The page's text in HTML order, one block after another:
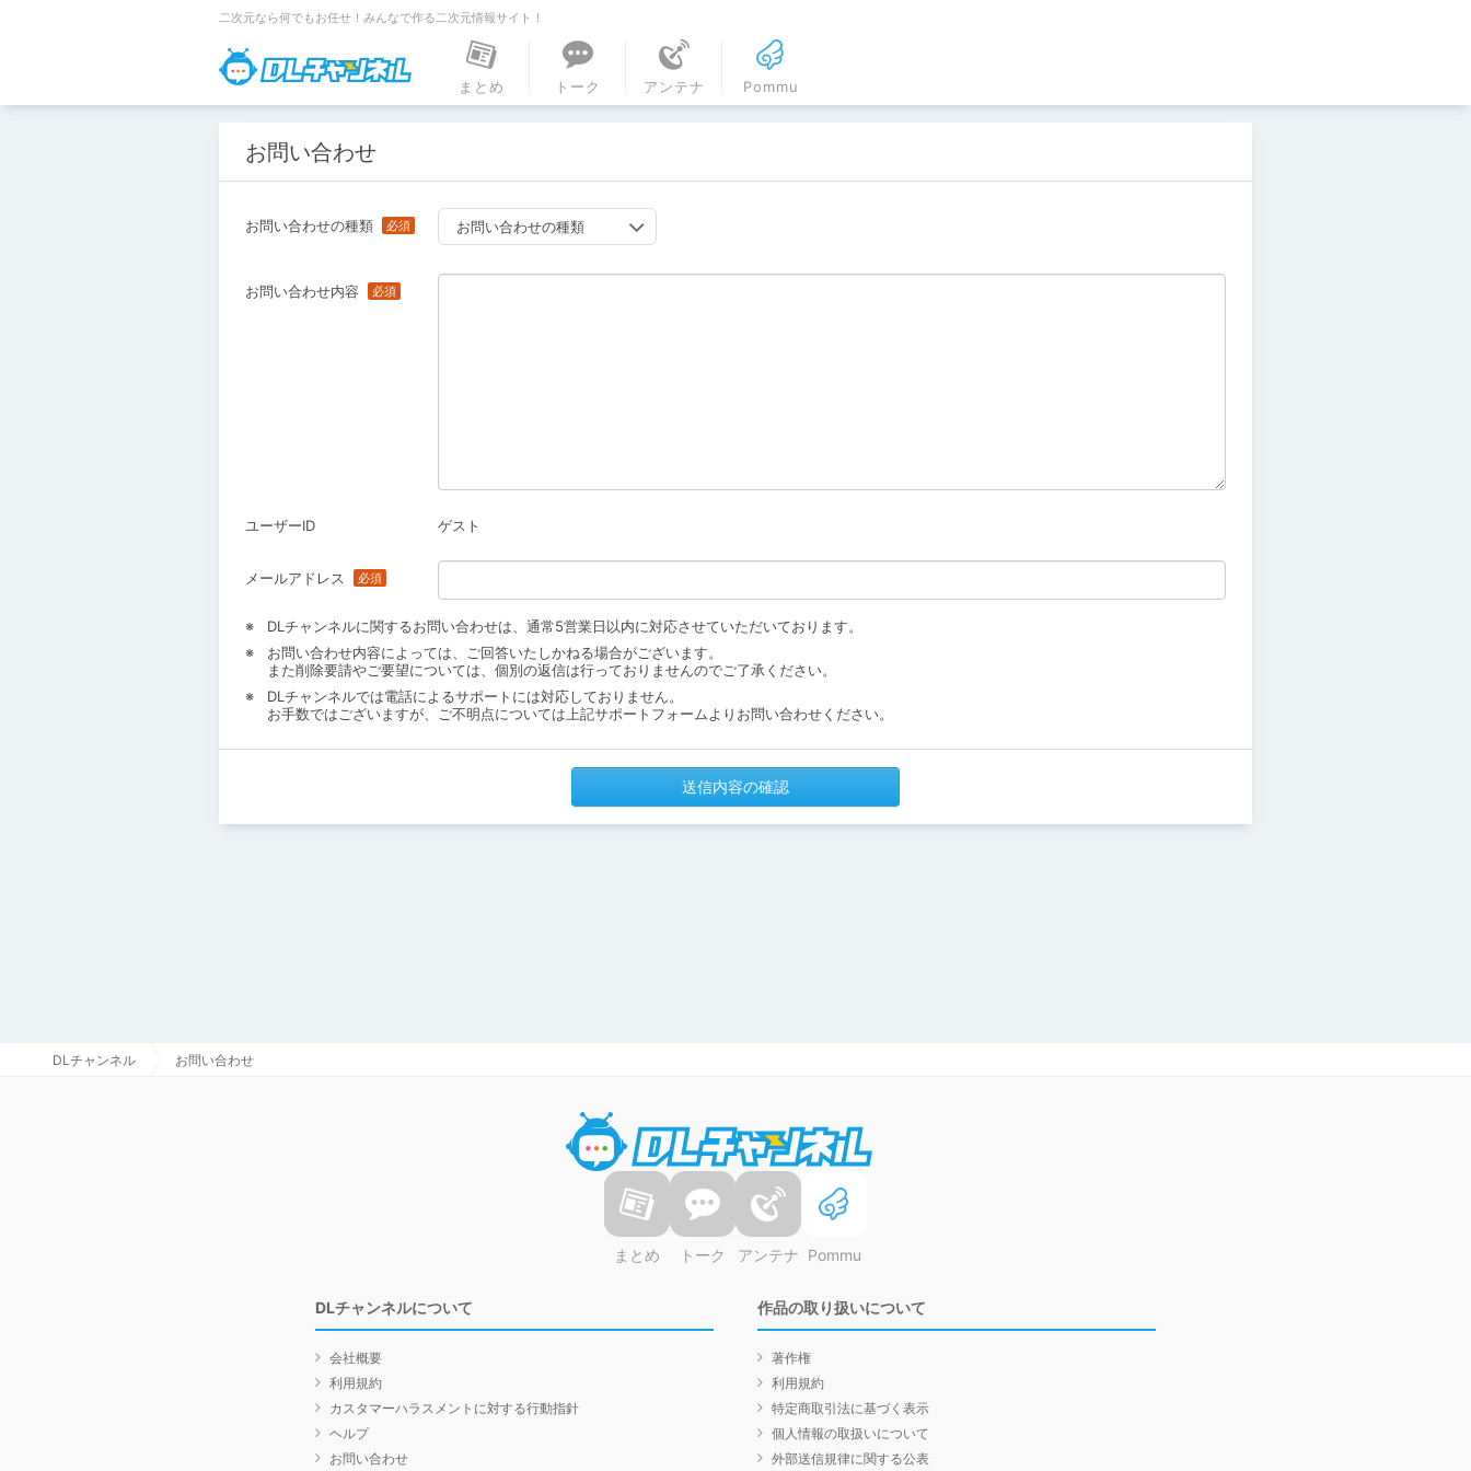
二次元なら何でもお任せ！みんなで作る二次元情報サイト！
DLチャンネル
まとめ
トーク アンテナ Pommu
お問い合わせ
お問い合わせの種類 お問い合わせの種類
お問い合わせ内容
ユーザーID ゲスト
メールアドレス
DLチャンネルに関するお問い合わせは、通常5営業日以内に対応させていただいております。
お問い合わせ内容によっては、ご回答いたしかねる場合がございます。
また削除要請やご要望については、個別の返信は行っておりませんのでご了承ください。
DLチャンネルでは電話によるサポートには対応しておりません。
お手数ではございますが、ご不明点については上記サポートフォームよりお問い合わせください。
送信内容の確認
DLチャンネル お問い合わせ
まとめ トーク アンテナ Pommu
DLチャンネルについて
会社概要
利用規約
カスタマーハラスメントに対する行動指針
ヘルプ
お問い合わせ
作品の取り扱いについて
著作権
利用規約
特定商取引法に基づく表示
個人情報の取扱いについて
外部送信規律に関する公表